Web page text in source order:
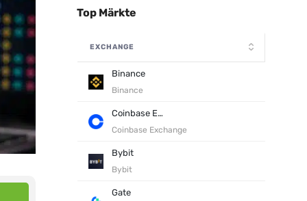
Top Märkte
EXCHANGE
Binance
Binance
Coinbase Exchange
Coinbase Exchange
Bybit
Bybit
Gate